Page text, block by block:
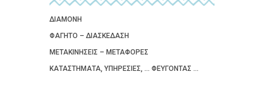
ΔΙΑΜΟΝΗ
ΦΑΓΗΤΟ – ΔΙΑΣΚΕΔΑΣΗ
ΜΕΤΑΚΙΝΗΣΕΙΣ – ΜΕΤΑΦΟΡΕΣ
ΚΑΤΑΣΤΗΜΑΤΑ, ΥΠΗΡΕΣΙΕΣ, … ΦΕΥΓΟΝΤΑΣ …